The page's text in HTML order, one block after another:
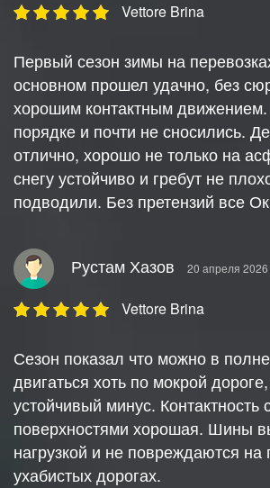
Vettore Brina
Первый сезон зимы на
основном прошел удачно, без
хорошим контактным
порядке и почти не сносились.
отлично, хорошо не только на
снегу устойчиво и гребут не
подводили. Без претензий все
Рустам Хазов 20 апреля 2026
Vettore Brina
Сезон показал что можно в
двигаться хоть по мокрой
устойчивый минус.
поверхностями хорошая. Шины
нагрузкой и не повреждаются на
ухабистых дорогах.